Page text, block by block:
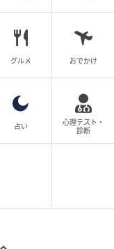
とを探す若菜。6
上に置くと――
グルメ おでかけ
占い
心理テスト・
診断